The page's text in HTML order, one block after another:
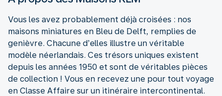
Vous les avez probablement déjà croisées : nos
maisons miniatures en Bleu de Delft, remplies de
genièvre. Chacune d’elles illustre un véritable
modèle néerlandais. Ces trésors uniques existent
depuis les années 1950 et sont de véritables pièces
de collection ! Vous en recevez une pour tout voyage
en Classe Affaire sur un itinéraire intercontinental.